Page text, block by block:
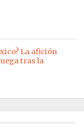
La afición
tras la